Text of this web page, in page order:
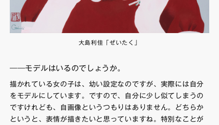
大島利佳「ぜいたく」
――モデルはいるのでしょうか。
描かれている女の子は、幼い設定なのですが、実際には自分
をモデルにしています。ですので、自分に少し似てしまうの
ですけれども、自画像というつもりはありません。どちらか
というと、表情が描きたいと思っていますね。特別なことが